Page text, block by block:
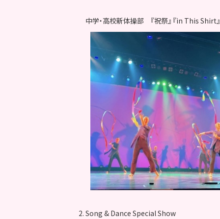
中学・高校新体操部 『祝祭』 『in This Shirt』
2. Song & Dance Special Show